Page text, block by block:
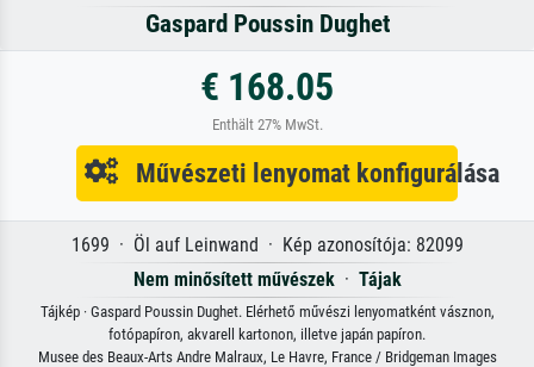
Gaspard Poussin Dughet
€ 168.05
Enthält 27% MwSt.
Művészeti lenyomat konfigurálása
1699 · Öl auf Leinwand · Kép azonosítója: 82099
Nem minősített művészek· Tájak
Tájkép · Gaspard Poussin Dughet. Elérhető művészi lenyomatként vásznon,
fotópapíron, akvarell kartonon, illetve japán papíron.
Musee des Beaux-Arts Andre Malraux, Le Havre, France / Bridgeman Images